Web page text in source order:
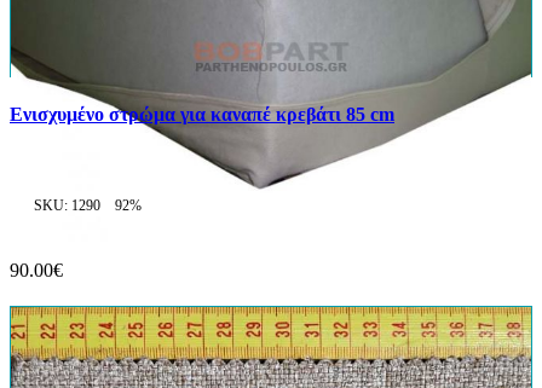
Ενισχυμένο στρώμα για καναπέ κρεβάτι 85 cm
SKU: 1290 92%
90.00€